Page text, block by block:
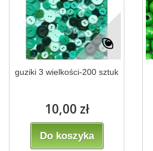
guziki 3 wielkości-200 sztuk
10,00 zł
Do koszyka